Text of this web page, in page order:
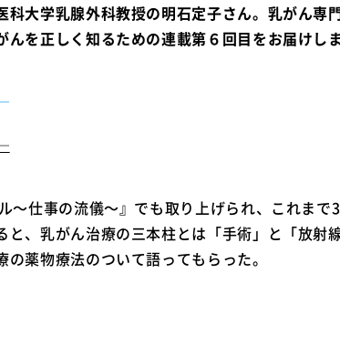
科大学乳腺外科教授の明石定子さん。乳がん専
を正しく知るための連載第６回目をお届けしま
〜仕事の流儀〜』でも取り上げられ、これまで
と、乳がん治療の三本柱とは「手術」と「放射
薬物療法のついて語ってもらった。